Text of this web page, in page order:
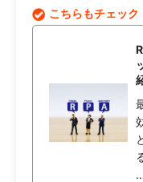
こちらもチェック